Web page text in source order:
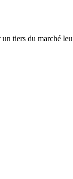
tiers du marché